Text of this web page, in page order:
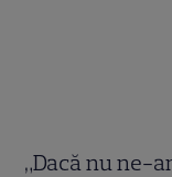
„Dacă nu ne-